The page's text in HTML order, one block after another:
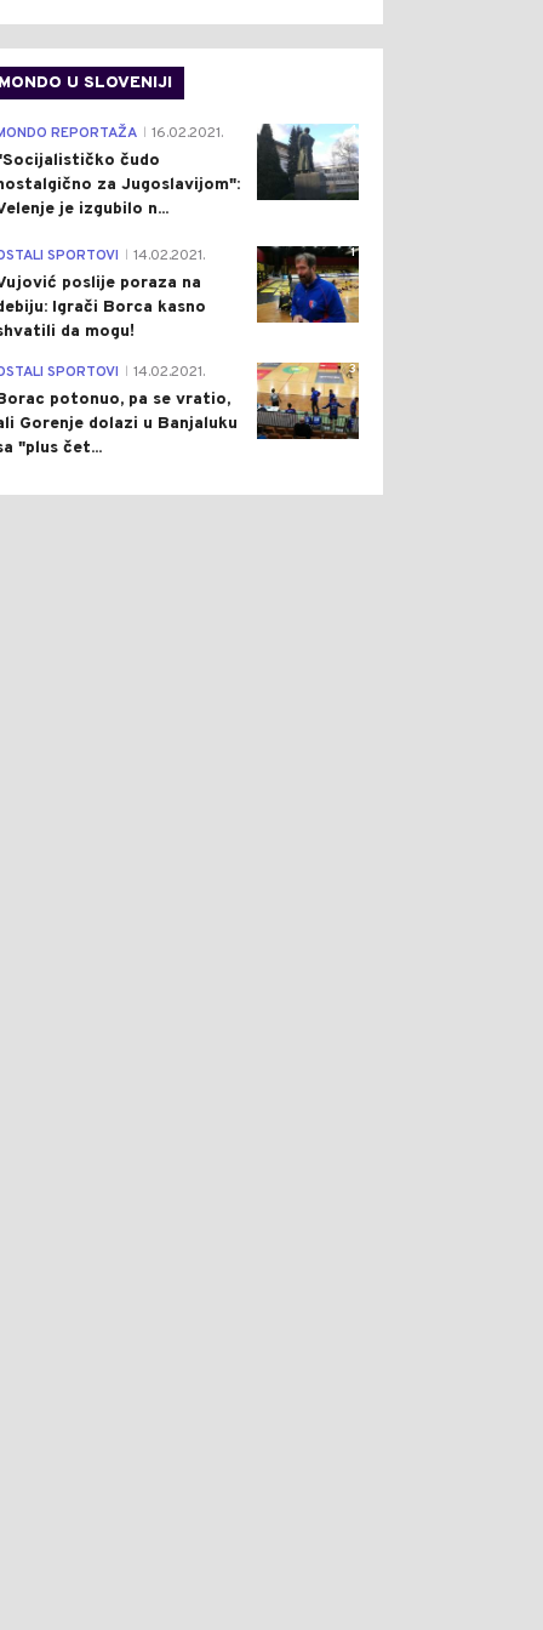
MONDO U SLOVENIJI
4
REPORTAŽA 16.02.2021.
čudo
za Jugoslavijom":
je izgubilo n...
1
SPORTOVI 14.02.2021.
poslije poraza na
Igrači Borca kasno
da mogu!
3
SPORTOVI 14.02.2021.
potonuo, pa se vratio,
Gorenje dolazi u Banjaluku
"plus čet...